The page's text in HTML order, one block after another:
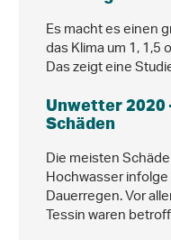
Es macht es einen
das Klima um 1, 1,5
Das zeigt eine
Unwetter 2020
Schäden
Die meisten
Hochwasser
Dauerregen. Vor
Tessin waren